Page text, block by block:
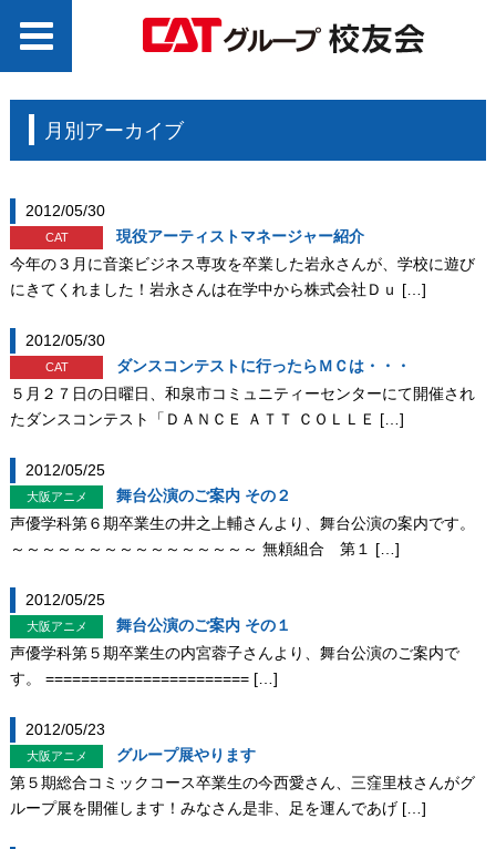
月別アーカイブ
2012/05/30
CAT
現役アーティストマネージャー紹介
今年の３月に音楽ビジネス専攻を卒業した岩永さんが、学校に遊び
にきてくれました！岩永さんは在学中から株式会社Ｄｕ […]
2012/05/30
CAT
ダンスコンテストに行ったらＭＣは・・・
５月２７日の日曜日、和泉市コミュニティーセンターにて開催され
たダンスコンテスト「ＤＡＮＣＥ ＡＴＴ ＣＯＬＬＥ […]
2012/05/25
大阪アニメ
舞台公演のご案内 その２
声優学科第６期卒業生の井之上輔さんより、舞台公演の案内です。
～～～～～～～～～～～～～～～～ 無頼組合 第１ […]
2012/05/25
大阪アニメ
舞台公演のご案内 その１
声優学科第５期卒業生の内宮蓉子さんより、舞台公演のご案内で
す。 ======================= […]
2012/05/23
大阪アニメ
グループ展やります
第５期総合コミックコース卒業生の今西愛さん、三窪里枝さんがグ
ループ展を開催します！みなさん是非、足を運んであげ […]